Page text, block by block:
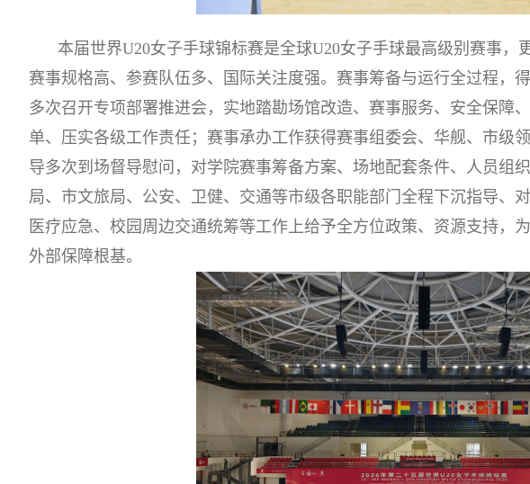
本届世界U20女子手球锦标赛是全球U20女子手球最高级别赛事，
赛事规格高、参赛队伍多、国际关注度强。赛事筹备与运行全过程，
多次召开专项部署推进会，实地踏勘场馆改造、赛事服务、安全保障
单、压实各级工作责任；赛事承办工作获得赛事组委会、华舰、市级
导多次到场督导慰问，对学院赛事筹备方案、场地配套条件、人员组
局、市文旅局、公安、卫健、交通等市级各职能部门全程下沉指导、
医疗应急、校园周边交通统筹等工作上给予全方位政策、资源支持，
外部保障根基。